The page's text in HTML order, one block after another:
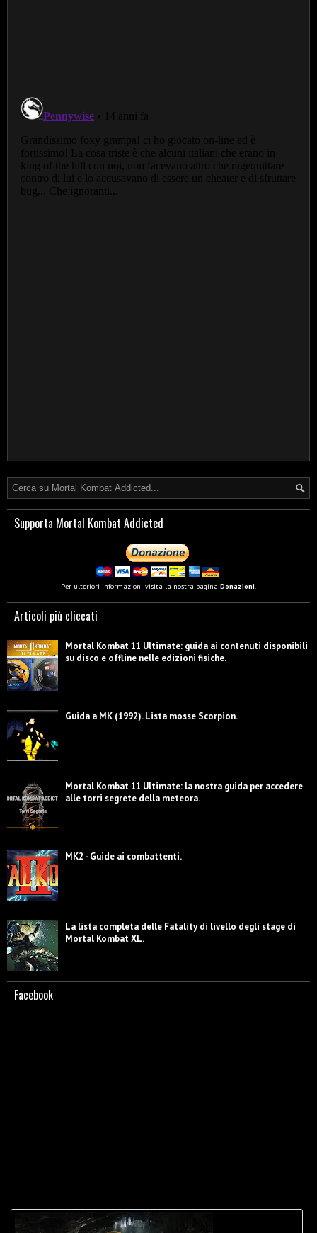
Supporta Mortal Kombat Addicted
Per ulteriori informazioni visita la nostra pagina Donazioni
Articoli più cliccati
Mortal Kombat 11 Ultimate: guida ai contenuti disponibili
su disco e offline nelle edizioni fisiche.
Guida a MK (1992). Lista mosse Scorpion.
Mortal Kombat 11 Ultimate: la nostra guida per accedere
alle torri segrete della meteora.
MK2 - Guide ai combattenti.
La lista completa delle Fatality di livello degli stage di
Mortal Kombat XL.
Facebook